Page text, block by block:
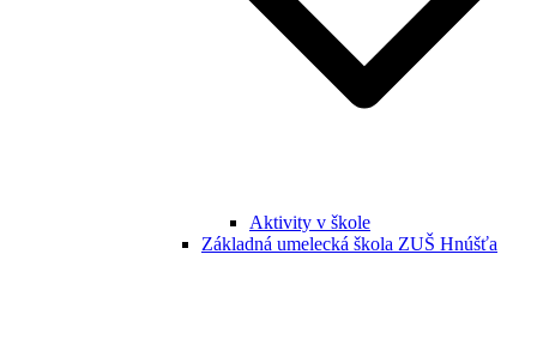
Aktivity v škole
Základná umelecká škola ZUŠ Hnúšťa